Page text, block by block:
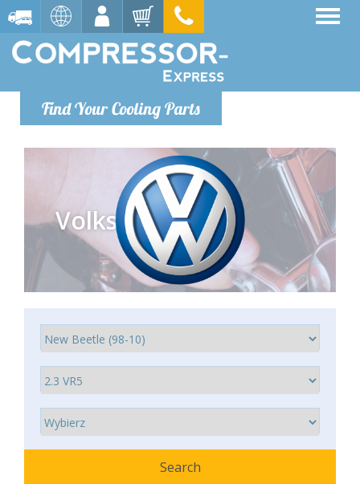
Find Your Cooling Parts
Volkswagen